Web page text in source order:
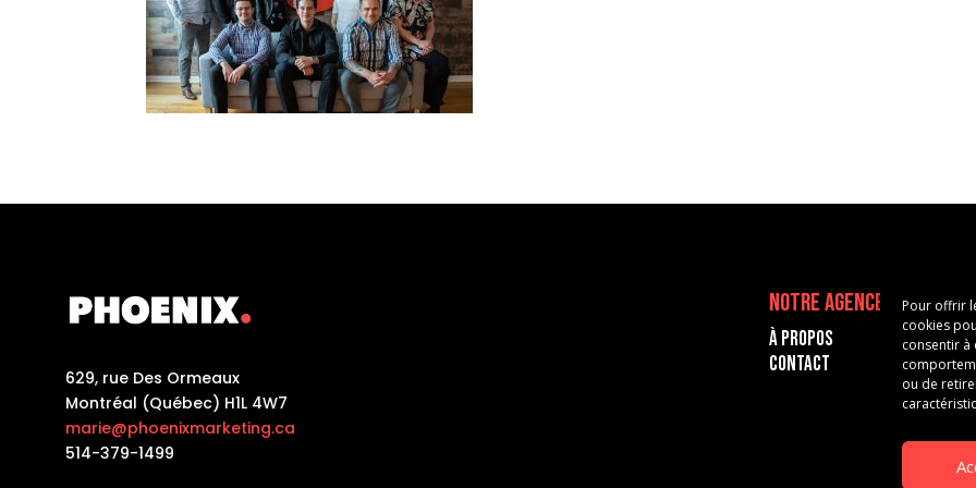
Pour offrir
cookies
consentir à
ou de
629, rue Des Ormeaux
Montréal (Québec) H1L 4W7
marie@phoenixmarketing.ca
514-379-1499
Notre agence
À propos
Contact